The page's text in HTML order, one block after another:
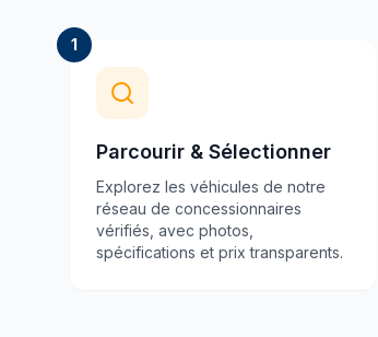
1
Parcourir & Sélectionner
Explorez les véhicules de notre
réseau de concessionnaires
vérifiés, avec photos,
spécifications et prix transparents.